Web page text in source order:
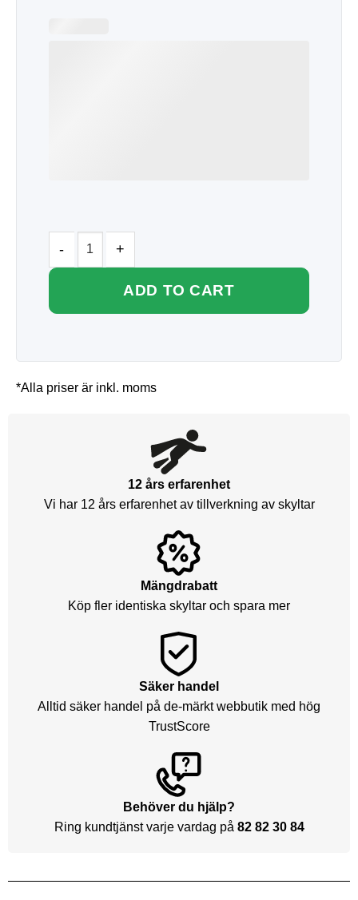
ADD TO CART
*Alla priser är inkl. moms
12 års erfarenhet
Vi har 12 års erfarenhet av tillverkning av skyltar
Mängdrabatt
Köp fler identiska skyltar och spara mer
Säker handel
Alltid säker handel på de-märkt webbutik med hög
TrustScore
Behöver du hjälp?
Ring kundtjänst varje vardag på 82 82 30 84